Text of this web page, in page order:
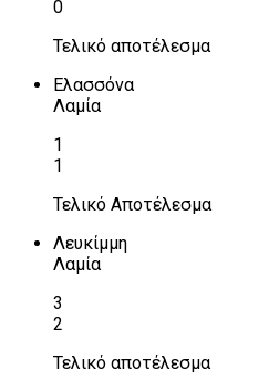
0
Τελικό αποτέλεσμα
Ελασσόνα
Λαμία
1
1
Τελικό Αποτέλεσμα
Λευκίμμη
Λαμία
3
2
Τελικό αποτέλεσμα